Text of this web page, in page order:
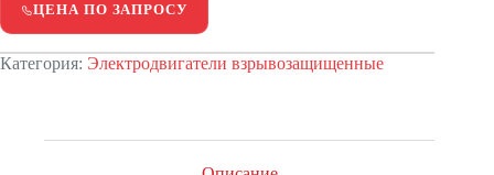
ЦЕНА ПО ЗАПРОСУ
Категория: Электродвигатели взрывозащищенные